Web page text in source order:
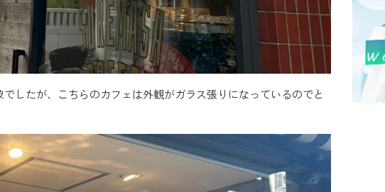
したが、こちらのカフェは外観がガラス張りになっているのでと